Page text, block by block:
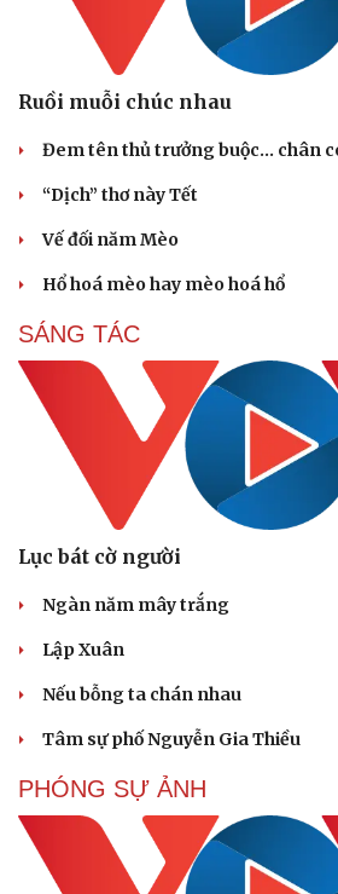
Du lịch
check-in
Câu
Đọc
Ruồi muỗi chúc nhau
Đem tên thủ trưởng buộc… chân
“Dịch” thơ này Tết
Vế đối năm Mèo
Hổ hoá mèo hay mèo hoá hổ
SÁNG TÁC
Lục bát cờ người
Ngàn năm mây trắng
Lập Xuân
Nếu bỗng ta chán nhau
Tâm sự phố Nguyễn Gia Thiều
PHÓNG SỰ ẢNH